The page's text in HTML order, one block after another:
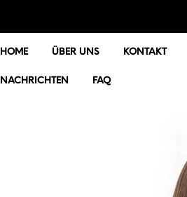
HOME ÜBER UNS KONTAKT
NACHRICHTEN FAQ